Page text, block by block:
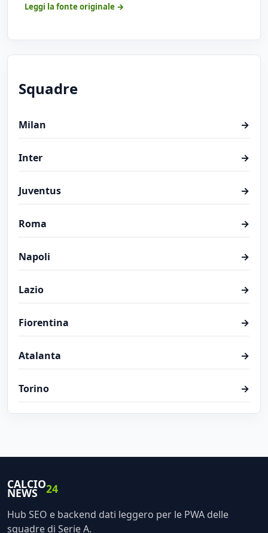
Leggi la fonte originale →
Squadre
Milan →
Inter →
Juventus →
Roma →
Napoli →
Lazio →
Fiorentina →
Atalanta →
Torino →
CALCIO
NEWS 24
Hub SEO e backend dati leggero per le PWA delle
squadre di Serie A.